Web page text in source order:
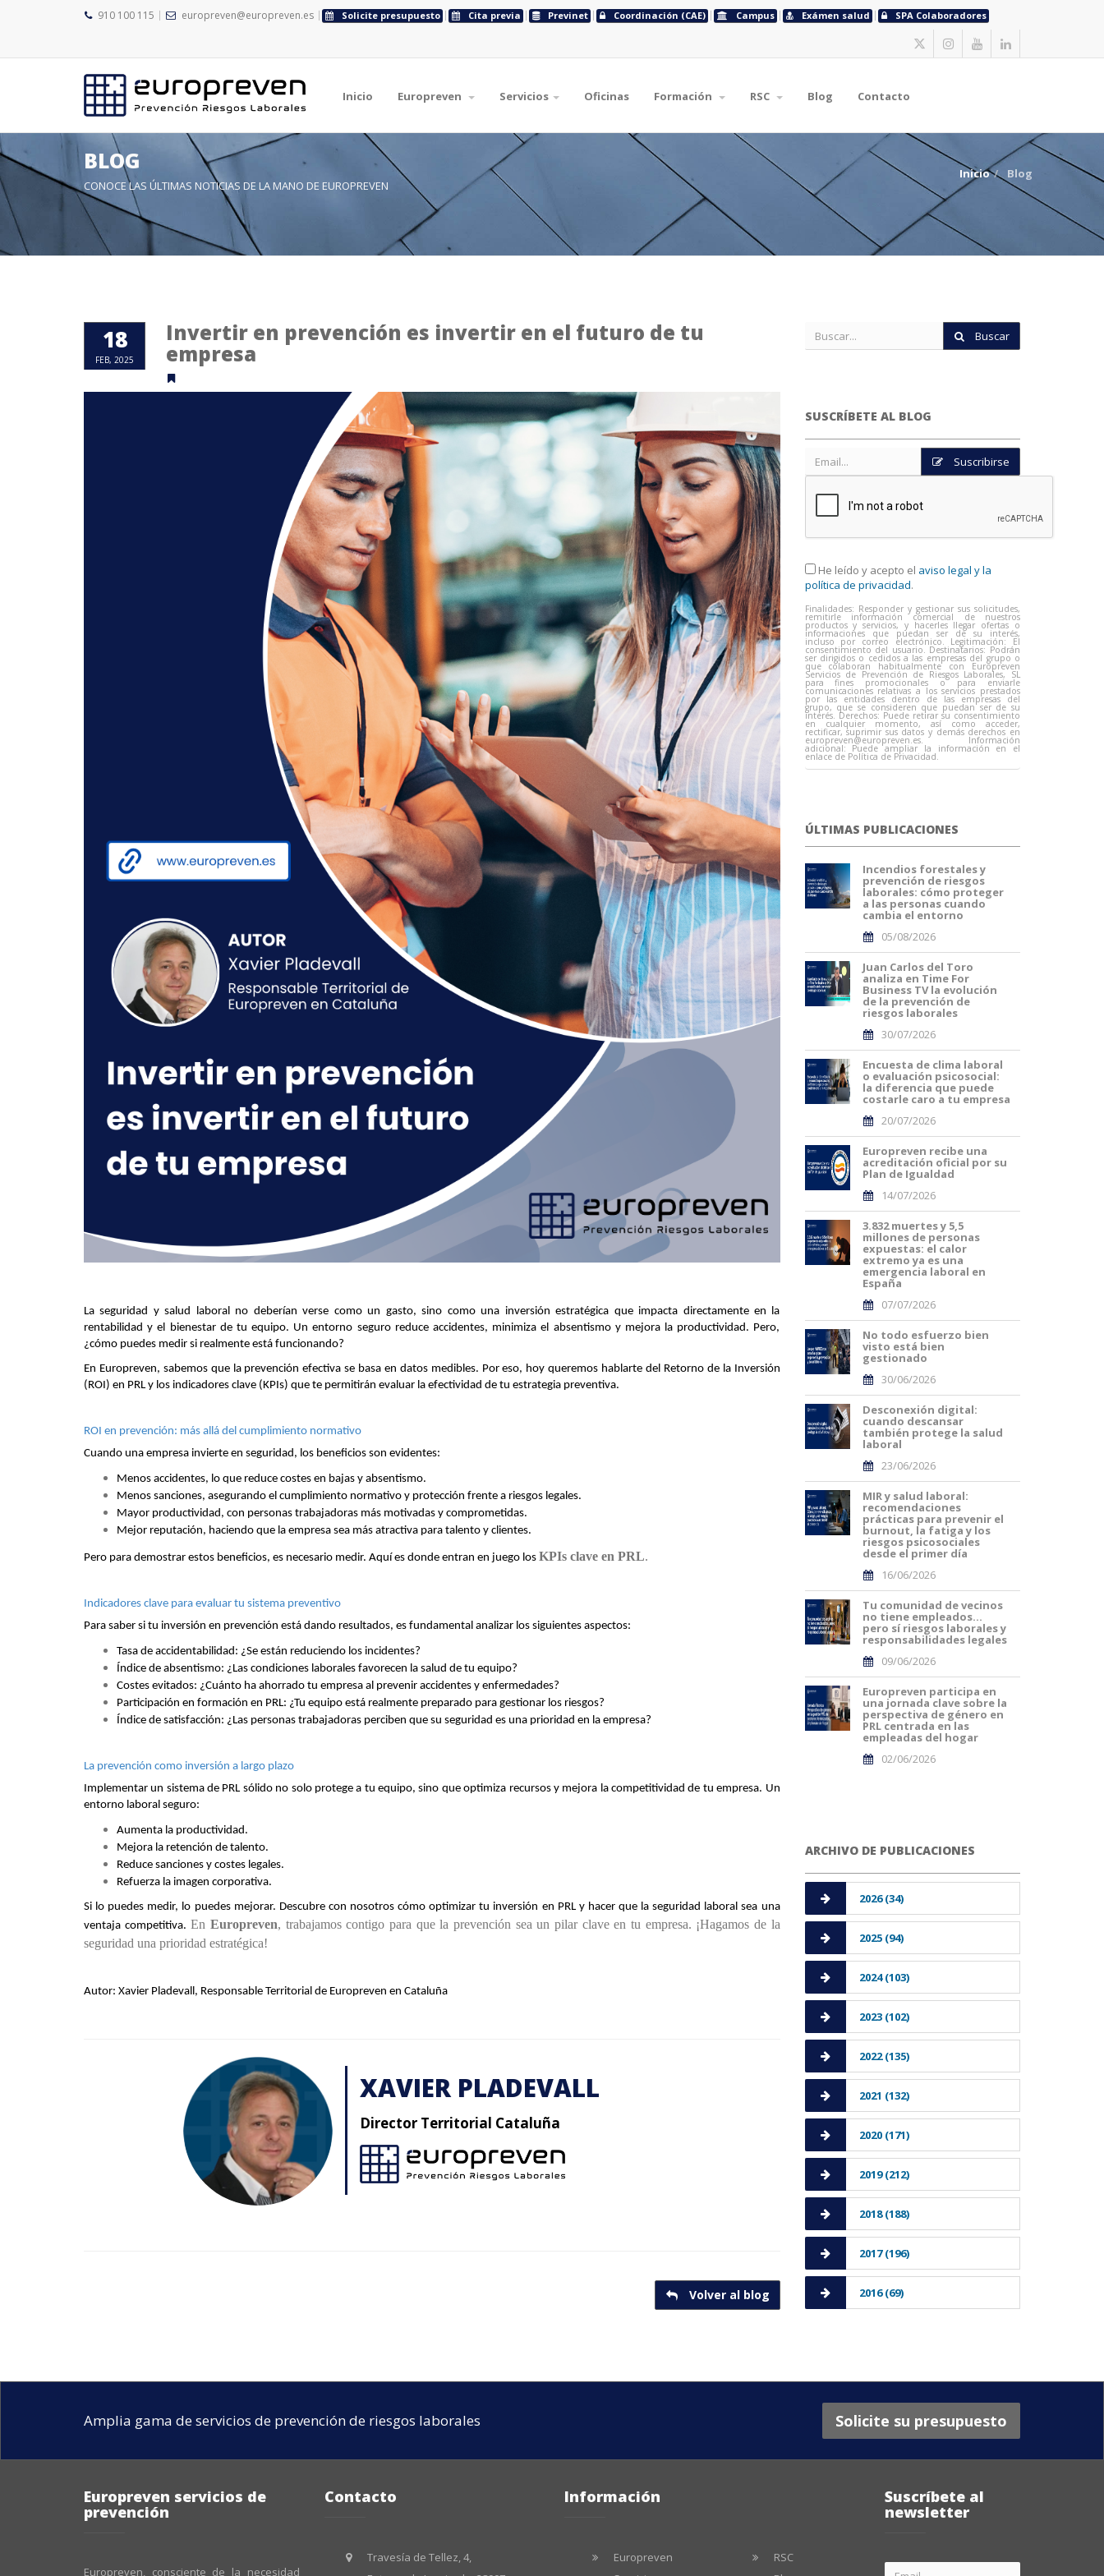
910 100 115 europreven@europreven.es Solicite presupuesto Cita previa Previnet Coordinación (CAE) Campus Exámen salud SPA Colaboradores
Inicio Europreven Servicios Oficinas Formación RSC Blog Contacto
BLOG
CONOCE LAS ÚLTIMAS NOTICIAS DE LA MANO DE EUROPREVEN
Inicio Blog
18
FEB, 2025
Invertir en prevención es invertir en el futuro de tu
empresa
La seguridad y salud laboral no deberían verse como un gasto, sino como una inversión estratégica que impacta directamente en la
rentabilidad y el bienestar de tu equipo. Un entorno seguro reduce accidentes, minimiza el absentismo y mejora la productividad. Pero,
¿cómo puedes medir si realmente está funcionando?
En Europreven, sabemos que la prevención efectiva se basa en datos medibles. Por eso, hoy queremos hablarte del Retorno de la Inversión
(ROI) en PRL y los indicadores clave (KPIs) que te permitirán evaluar la efectividad de tu estrategia preventiva.
ROI en prevención: más allá del cumplimiento normativo
Cuando una empresa invierte en seguridad, los beneficios son evidentes:
Menos accidentes, lo que reduce costes en bajas y absentismo.
Menos sanciones, asegurando el cumplimiento normativo y protección frente a riesgos legales.
Mayor productividad, con personas trabajadoras más motivadas y comprometidas.
Mejor reputación, haciendo que la empresa sea más atractiva para talento y clientes.
Pero para demostrar estos beneficios, es necesario medir. Aquí es donde entran en juego los KPIs clave en PRL.
Indicadores clave para evaluar tu sistema preventivo
Para saber si tu inversión en prevención está dando resultados, es fundamental analizar los siguientes aspectos:
Tasa de accidentabilidad: ¿Se están reduciendo los incidentes?
Índice de absentismo: ¿Las condiciones laborales favorecen la salud de tu equipo?
Costes evitados: ¿Cuánto ha ahorrado tu empresa al prevenir accidentes y enfermedades?
Participación en formación en PRL: ¿Tu equipo está realmente preparado para gestionar los riesgos?
Índice de satisfacción: ¿Las personas trabajadoras perciben que su seguridad es una prioridad en la empresa?
La prevención como inversión a largo plazo
Implementar un sistema de PRL sólido no solo protege a tu equipo, sino que optimiza recursos y mejora la competitividad de tu empresa. Un
entorno laboral seguro:
Aumenta la productividad.
Mejora la retención de talento.
Reduce sanciones y costes legales.
Refuerza la imagen corporativa.
Si lo puedes medir, lo puedes mejorar. Descubre con nosotros cómo optimizar tu inversión en PRL y hacer que la seguridad laboral sea una
ventaja competitiva. En Europreven, trabajamos contigo para que la prevención sea un pilar clave en tu empresa. ¡Hagamos de la
seguridad una prioridad estratégica!
Autor: Xavier Pladevall, Responsable Territorial de Europreven en Cataluña
XAVIER PLADEVALL
Director Territorial Cataluña
Volver al blog
Buscar
SUSCRÍBETE AL BLOG
Suscribirse
He leído y acepto el aviso legal y la
política de privacidad.
Finalidades: Responder y gestionar sus solicitudes,
remitirle información comercial de nuestros
productos y servicios, y hacerles llegar ofertas o
informaciones que puedan ser de su interés,
incluso por correo electrónico. Legitimación: El
consentimiento del usuario. Destinatarios: Podrán
ser dirigidos o cedidos a las empresas del grupo o
que colaboran habitualmente con Europreven
Servicios de Prevención de Riesgos Laborales, SL
para fines promocionales o para enviarle
comunicaciones relativas a los servicios prestados
por las entidades dentro de las empresas del
grupo, que se consideren que puedan ser de su
interés. Derechos: Puede retirar su consentimiento
en cualquier momento, así como acceder,
rectificar, suprimir sus datos y demás derechos en
europreven@europreven.es. Información
adicional: Puede ampliar la información en el
enlace de Política de Privacidad.
ÚLTIMAS PUBLICACIONES
Incendios forestales y
prevención de riesgos
laborales: cómo proteger
a las personas cuando
cambia el entorno
05/08/2026
Juan Carlos del Toro
analiza en Time For
Business TV la evolución
de la prevención de
riesgos laborales
30/07/2026
Encuesta de clima laboral
o evaluación psicosocial:
la diferencia que puede
costarle caro a tu empresa
20/07/2026
Europreven recibe una
acreditación oficial por su
Plan de Igualdad
14/07/2026
3.832 muertes y 5,5
millones de personas
expuestas: el calor
extremo ya es una
emergencia laboral en
España
07/07/2026
No todo esfuerzo bien
visto está bien
gestionado
30/06/2026
Desconexión digital:
cuando descansar
también protege la salud
laboral
23/06/2026
MIR y salud laboral:
recomendaciones
prácticas para prevenir el
burnout, la fatiga y los
riesgos psicosociales
desde el primer día
16/06/2026
Tu comunidad de vecinos
no tiene empleados…
pero sí riesgos laborales y
responsabilidades legales
09/06/2026
Europreven participa en
una jornada clave sobre la
perspectiva de género en
PRL centrada en las
empleadas del hogar
02/06/2026
ARCHIVO DE PUBLICACIONES
2026 (34)
2025 (94)
2024 (103)
2023 (102)
2022 (135)
2021 (132)
2020 (171)
2019 (212)
2018 (188)
2017 (196)
2016 (69)
Amplia gama de servicios de prevención de riesgos laborales Solicite su presupuesto
Europreven servicios de
prevención
Europreven, consciente de la necesidad
Contacto
Travesía de Tellez, 4,
Información
Europreven
RSC
Suscríbete al
newsletter